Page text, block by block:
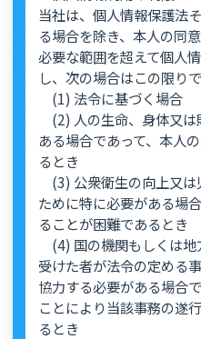
当社は、個人情報保護法
る場合を除き、本人の同
必要な範囲を超えて個人
し、次の場合はこの限り
(1) 法令に基づく場合
(2) 人の生命、身体又は
ある場合であって、本人
るとき
(3) 公衆衛生の向上又は
ために特に必要がある場
ることが困難であるとき
(4) 国の機関もしくは地
受けた者が法令の定める
協力する必要がある場合
ことにより当該事務の遂
るとき